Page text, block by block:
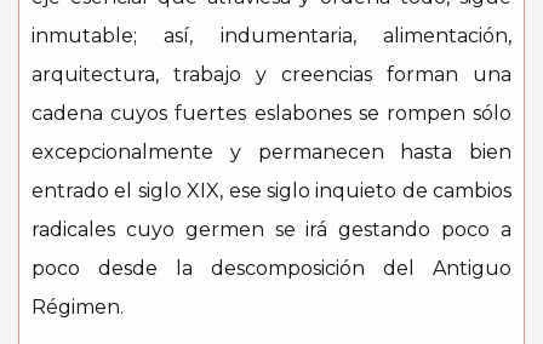
inmutable; así, indumentaria, alimentación,
arquitectura, trabajo y creencias forman una
cadena cuyos fuertes eslabones se rompen sólo
excepcionalmente y permanecen hasta bien
entrado el siglo XIX, ese siglo inquieto de cambios
radicales cuyo germen se irá gestando poco a
poco desde la descomposición del Antiguo
Régimen.